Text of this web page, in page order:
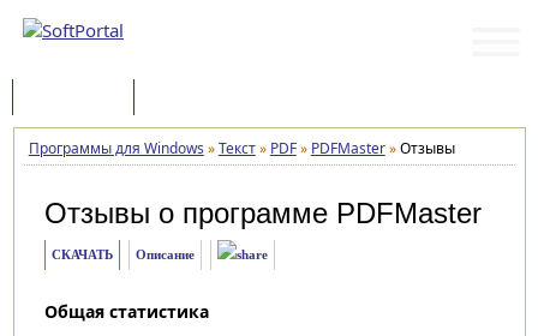
Программы для Windows »Текст» PDF» PDFMaster»Отзывы
Отзывы о программе PDFMaster
СКАЧАТЬ Описание
Общая статистика